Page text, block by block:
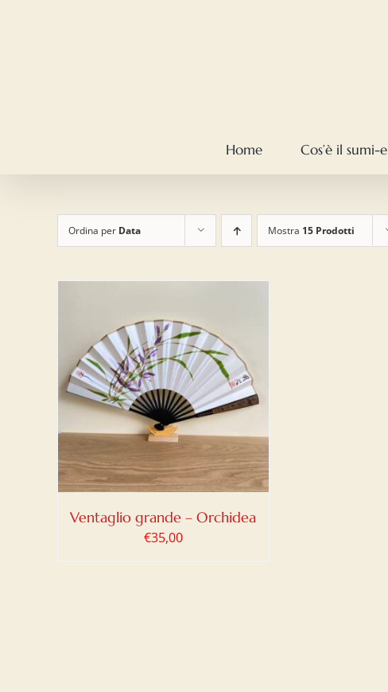
Home Cos’è il sumi-e
Ordina per Data Mostra 15 Prodotti
Ventaglio grande – Orchidea
€35,00